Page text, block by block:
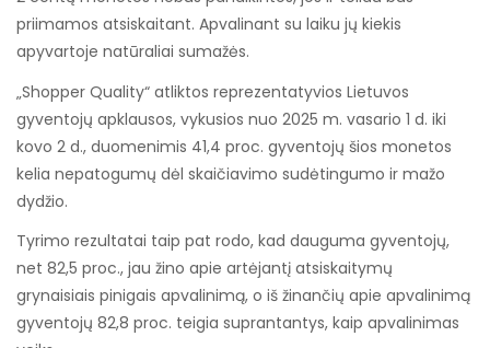
priimamos atsiskaitant. Apvalinant su laiku jų kiekis
apyvartoje natūraliai sumažės.
„Shopper Quality“ atliktos reprezentatyvios Lietuvos
gyventojų apklausos, vykusios nuo 2025 m. vasario 1 d. iki
kovo 2 d., duomenimis 41,4 proc. gyventojų šios monetos
kelia nepatogumų dėl skaičiavimo sudėtingumo ir mažo
dydžio.
Tyrimo rezultatai taip pat rodo, kad dauguma gyventojų,
net 82,5 proc., jau žino apie artėjantį atsiskaitymų
grynaisiais pinigais apvalinimą, o iš žinančių apie apvalinimą
gyventojų 82,8 proc. teigia suprantantys, kaip apvalinimas